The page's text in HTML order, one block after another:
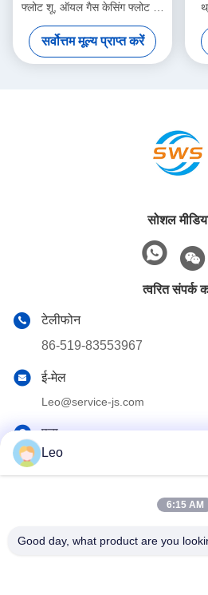
फ्लोट शू, ऑयल गैस केसिंग फ्लोट शू,
जटिल डाउनहोल सीमेंटिंग कार्य के लिए
अनुकूल
सर्वोत्तम मूल्य प्राप्त करें
सोशल
त्वरित संपर्क
टेलीफोन
86-519-83553967
ई-मेल
Leo@service-js.com
पता
हाई-टेक इंडस्ट्रियल पार्क वुजिन जोन,
गोपनीयता नीति|
चीन अच्छी गुणवत्ता सीमेंटिंग फ्लोट उपकरण देने
Leo
6:15 AM
Good day, what product are you